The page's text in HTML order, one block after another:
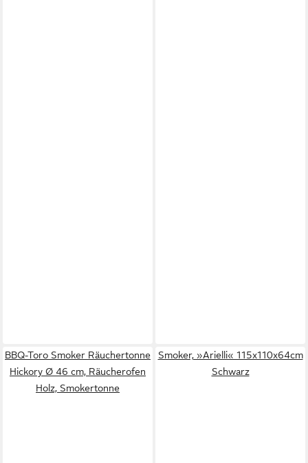
BBQ-Toro Smoker Räuchertonne
Hickory Ø 46 cm, Räucherofen
Holz, Smokertonne
Smoker, »Arielli« 115x110x64cm
Schwarz